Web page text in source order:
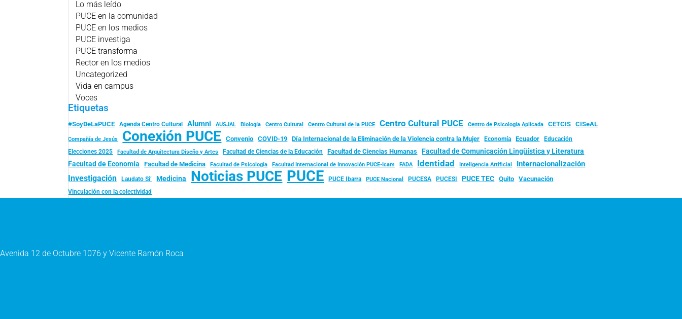
Lo más leído
PUCE en la comunidad
PUCE en los medios
PUCE investiga
PUCE transforma
Rector en los medios
Uncategorized
Vida en campus
Voces
Etiquetas
#SoyDeLaPUCE Agenda Centro Cultural Alumni AUSJAL Biología Centro Cultural Centro Cultural de la PUCE Centro Cultural PUCE Centro de Psicología Aplicada CETCIS CISeAL
Compañía de Jesús Conexión PUCE Convenio COVID-19 Día Internacional de la Eliminación de la Violencia contra la Mujer Economía Ecuador
Educación
Elecciones 2025
Facultad de Arquitectura Diseño y Artes Facultad de Ciencias de la Educación Facultad de Ciencias Humanas Facultad de Comunicación Lingüística y Literatura
Facultad de Economía Facultad de Medicina Facultad de Psicología Facultad Internacional de Innovación PUCE-Icam FADA Identidad Inteligencia Artificial Internacionalización
Investigación Laudato Si’ Medicina Noticias PUCE PUCE PUCE Ibarra PUCE Nacional PUCESA PUCESI PUCE TEC Quito Vacunación
Vinculación con la colectividad
Avenida 12 de Octubre 1076 y Vicente Ramón Roca